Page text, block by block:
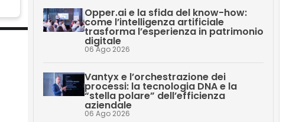
Opper.ai e la sfida del know-how:
come l’intelligenza artificiale
trasforma l’esperienza in patrimonio
digitale
06 Ago 2026
Vantyx e l’orchestrazione dei
processi: la tecnologia DNA e la
“stella polare” dell’efficienza
aziendale
06 Ago 2026